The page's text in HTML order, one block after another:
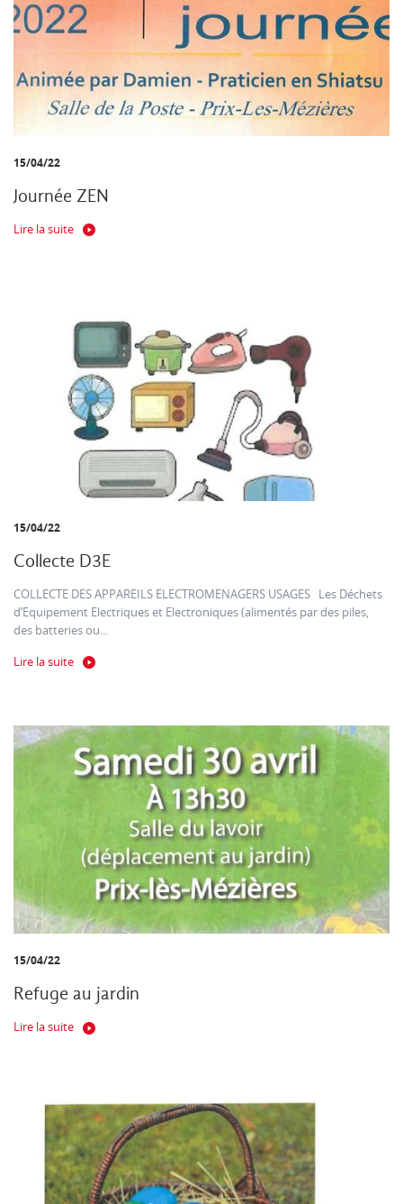
15/04/22
Journée ZEN
Lire la suite
15/04/22
Collecte D3E
COLLECTE DES APPAREILS ELECTROMENAGERS USAGES Les Déchets
d’Equipement Electriques et Electroniques (alimentés par des piles,
des batteries ou...
Lire la suite
15/04/22
Refuge au jardin
Lire la suite